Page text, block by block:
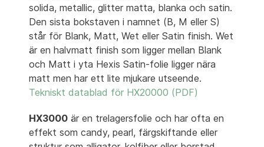
solida, metallic, glitter matta, blanka och satin.
Den sista bokstaven i namnet (B, M eller S)
står för Blank, Matt, Wet eller Satin finish. Wet
är en halvmatt finish som ligger mellan Blank
och Matt i yta Hexis Satin-folie ligger nära
matt men har ett lite mjukare utseende.
Tekniskt datablad för HX20000 (PDF)
HX3000 är en trelagersfolie och har ofta en
effekt som candy, pearl, färgskiftande eller